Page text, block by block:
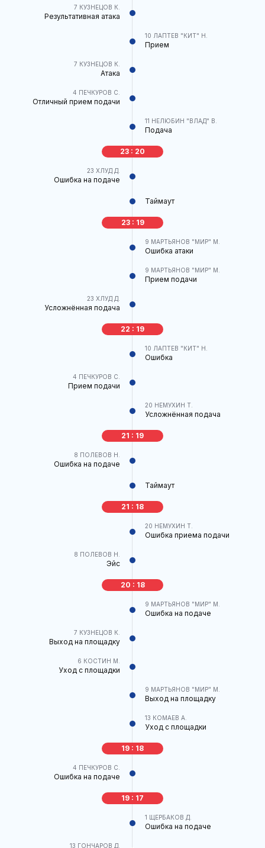
7 КУЗНЕЦОВ К.
Результативная атака
10 ЛАПТЕВ "КИТ" Н.
Прием
7 КУЗНЕЦОВ К.
Атака
4 ПЕЧКУРОВ С.
Отличный прием подачи
11 НЕЛЮБИН "ВЛАД" В.
Подача
23 : 20
23 ХЛУД Д.
Ошибка на подаче
Таймаут
23 : 19
9 МАРТЬЯНОВ "МИР" М.
Ошибка атаки
9 МАРТЬЯНОВ "МИР" М.
Прием подачи
23 ХЛУД Д.
Усложнённая подача
22 : 19
10 ЛАПТЕВ "КИТ" Н.
Ошибка
4 ПЕЧКУРОВ С.
Прием подачи
20 НЕМУХИН Т.
Усложнённая подача
21 : 19
8 ПОЛЕВОВ Н.
Ошибка на подаче
Таймаут
21 : 18
20 НЕМУХИН Т.
Ошибка приема подачи
8 ПОЛЕВОВ Н.
Эйс
20 : 18
9 МАРТЬЯНОВ "МИР" М.
Ошибка на подаче
7 КУЗНЕЦОВ К.
Выход на площадку
6 КОСТИН М.
Уход с площадки
9 МАРТЬЯНОВ "МИР" М.
Выход на площадку
13 КОМАЕВ А.
Уход с площадки
19 : 18
4 ПЕЧКУРОВ С.
Ошибка на подаче
19 : 17
1 ЩЕРБАКОВ Д.
Ошибка на подаче
13 ГОНЧАРОВ Д.